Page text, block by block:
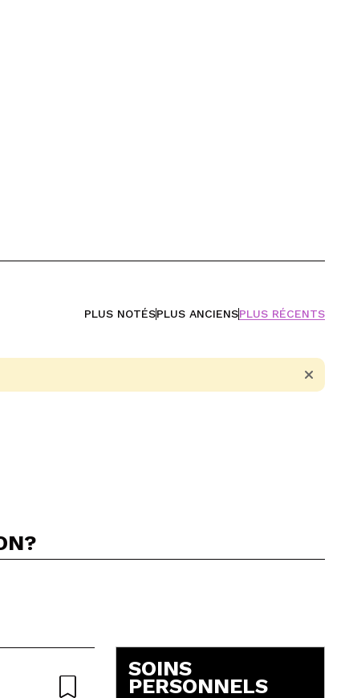
PLUS NOTÉSPLUS ANCIENSPLUS RÉCENTS
SOINS
PERSONNELS